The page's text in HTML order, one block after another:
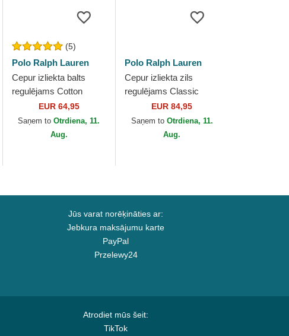
(5)
Polo Ralph Lauren
Cepur izliekta balts
regulējams Cotton
Chino Classic Sport no
Polo Ralph Lauren
EUR 64,95
Saņem toOtrdiena, 11.
Aug.
Polo Ralph Lauren
Cepur izliekta zils
regulējams Classic
Sport Stretch Twill no
Polo Ralph Lauren
EUR 84,95
Saņem to Otrdiena, 11.
Aug.
Jūs varat norēķināties ar:
Jebkura maksājumu karte
PayPal
Przelewy24
Atrodiet mūs šeit:
TikTok